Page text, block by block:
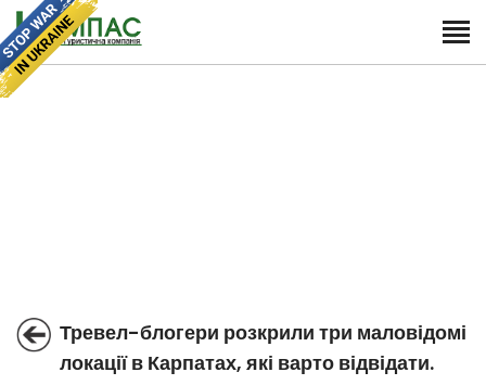
Тревел-блогери розкрили три маловідомі
локації в Карпатах, які варто відвідати.